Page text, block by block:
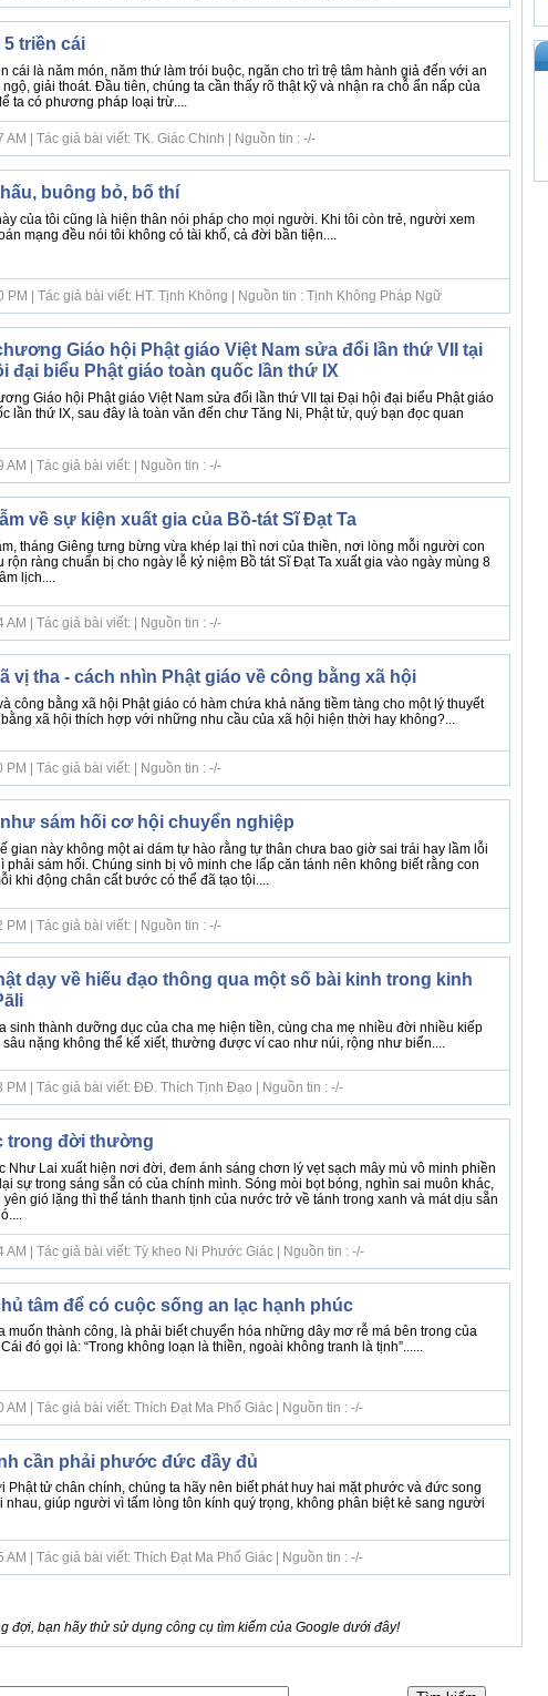
triền cái
cái là năm món, năm thứ làm trói buộc, ngăn cho trì trệ tâm hành giả đến với an
ngộ, giải thoát. Đầu tiên, chúng ta cần thấy rõ thật kỹ và nhận ra chỗ ẩn nấp của
ta có phương pháp loại trừ....
| Tác giả bài viết: TK. Giác Chinh | Nguồn tin : -/-
buông bỏ, bố thí
của tôi cũng là hiện thân nói pháp cho mọi người. Khi tôi còn trẻ, người xem
mạng đều nói tôi không có tài khố, cả đời bần tiện....
| Tác giả bài viết: HT. Tịnh Không | Nguồn tin : Tịnh Không Pháp Ngữ
Giáo hội Phật giáo Việt Nam sửa đổi lần thứ VII tại
đại biểu Phật giáo toàn quốc lần thứ IX
Giáo hội Phật giáo Việt Nam sửa đổi lần thứ VII tại Đại hội đại biểu Phật giáo
lần thứ IX, sau đây là toàn văn đến chư Tăng Ni, Phật tử, quý bạn đọc quan
| Tác giả bài viết: | Nguồn tin : -/-
về sự kiện xuất gia của Bồ-tát Sĩ Đạt Ta
tháng Giêng tưng bừng vừa khép lại thì nơi của thiền, nơi lòng mỗi người con
rộn ràng chuẩn bị cho ngày lễ kỷ niệm Bồ tát Sĩ Đạt Ta xuất gia vào ngày mùng 8
lịch....
| Tác giả bài viết: | Nguồn tin : -/-
vị tha - cách nhìn Phật giáo về công bằng xã hội
công bằng xã hội Phật giáo có hàm chứa khả năng tiềm tàng cho một lý thuyết
xã hội thích hợp với những nhu cầu của xã hội hiện thời hay không?...
| Tác giả bài viết: | Nguồn tin : -/-
sám hối cơ hội chuyển nghiệp
gian này không một ai dám tự hào rằng tự thân chưa bao giờ sai trái hay lầm lỗi
phải sám hối. Chúng sinh bị vô minh che lấp căn tánh nên không biết rằng con
khi động chân cất bước có thể đã tạo tội....
| Tác giả bài viết: | Nguồn tin : -/-
dạy về hiếu đạo thông qua một số bài kinh trong kinh
sinh thành dưỡng dục của cha mẹ hiện tiền, cùng cha mẹ nhiều đời nhiều kiếp
sâu nặng không thể kể xiết, thường được ví cao như núi, rộng như biển....
| Tác giả bài viết: ĐĐ. Thích Tịnh Đạo | Nguồn tin : -/-
trong đời thường
Như Lai xuất hiện nơi đời, đem ánh sáng chơn lý vẹt sạch mây mù vô minh phiền
sự trong sáng sẵn có của chính mình. Sóng mòi bọt bóng, nghìn sai muôn khác,
yên gió lặng thì thể tánh thanh tịnh của nước trở về tánh trong xanh và mát dịu sẵn
| Tác giả bài viết: Tỳ kheo Ni Phước Giác | Nguồn tin : -/-
tâm để có cuộc sống an lạc hạnh phúc
muốn thành công, là phải biết chuyển hóa những dây mơ rễ má bên trong của
đó gọi là: “Trong không loạn là thiền, ngoài không tranh là tịnh”......
| Tác giả bài viết: Thích Đạt Ma Phổ Giác | Nguồn tin : -/-
cần phải phước đức đầy đủ
Phật tử chân chính, chúng ta hãy nên biết phát huy hai mặt phước và đức song
nhau, giúp người vì tấm lòng tôn kính quý trọng, không phân biệt kẻ sang người
| Tác giả bài viết: Thích Đạt Ma Phổ Giác | Nguồn tin : -/-
đợi, bạn hãy thử sử dụng công cụ tìm kiếm của Google dưới đây!